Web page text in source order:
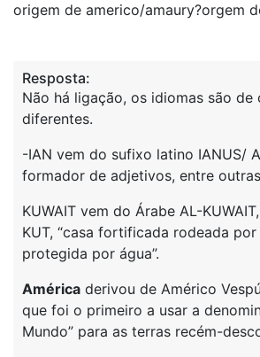
origem de americo/amaury?orgem
Resposta:
Não há ligação, os idiomas são de
diferentes.
-IAN vem do sufixo latino IANUS/
formador de adjetivos, entre
KUWAIT vem do Árabe AL-
KUT, “casa fortificada rodeada
protegida por água”.
América derivou de Américo
que foi o primeiro a usar a
Mundo” para as terras recém-